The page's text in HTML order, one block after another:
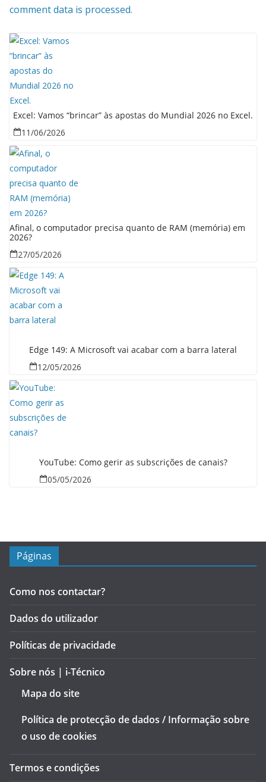
comment data is processed.
Excel: Vamos “brincar” às apostas do Mundial 2026 no Excel.
11/06/2026
Afinal, o computador precisa quanto de RAM (memória) em
2026?
27/05/2026
Edge 149: A Microsoft vai acabar com a barra lateral
12/05/2026
YouTube: Como gerir as subscrições de canais?
05/05/2026
Páginas
Como nos contactar?
Dados do utilizador
Políticas de privacidade
Sobre nós | i-Técnico
Mapa do site
Política de protecção de dados / Informação sobre
o uso de cookies
Termos e condições